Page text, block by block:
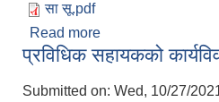
सा सू.pdf
Read more
सम्बन्धी अत्यन्त जरुरी
प्रविधिक सहायकको
Submitted on: Wed, 10/27/